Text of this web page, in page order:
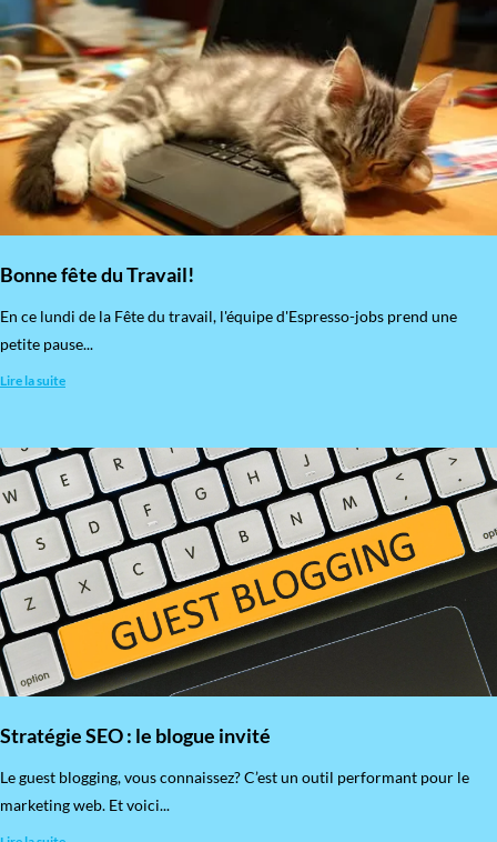
Bonne fête du Travail!
En ce lundi de la Fête du travail, l'équipe d'Espresso-jobs prend une
petite pause...
Lire la suite
Stratégie SEO : le blogue invité
​Le guest blogging, vous connaissez? C’est un outil performant pour le
marketing web. Et voici...